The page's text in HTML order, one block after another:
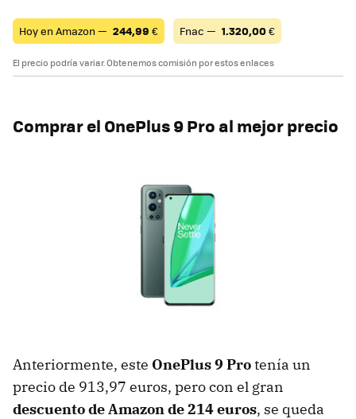
Hoy en Amazon — 244,99 € Fnac — 1.320,00€
El precio podría variar. Obtenemos comisión por estos enlaces
Comprar el OnePlus 9 Pro al mejor precio
Anteriormente, este OnePlus 9 Protenía un
precio de 913,97 euros, pero con el gran
descuento de Amazon de 214 euros, se queda